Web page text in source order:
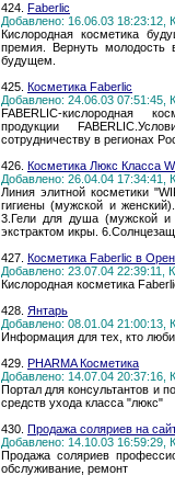
424. Faberlic
Добавлено: 16.06.03 18:23:12,
Кислородная косметика
премия. Вернуть молодость
будущем.
425. Косметика Faberlic
Добавлено: 24.06.03 07:51:45,
FABERLIC-кислородная
продукции
сотрудничеству в регионах
426. Косметика Люкс Класса
Добавлено: 26.04.04 17:34:41,
Линия элитной косметики
гигиены (мужской и
3.Гели для душа (мужской и
экстрактом икры.
427. Косметика Faberlic в
Добавлено: 23.07.04 22:39:11,
Кислородная косметика
428. Янтарь
Добавлено: 08.01.04 21:00:13,
Информация для тех, кто
429. PHARMA Косметика
Добавлено: 14.07.04 20:37:16,
Портал для консультантов и
средств ухода класса "люкс"
430. Продажа соляриев на
Добавлено: 14.10.03 16:59:29,
Продажа соляриев
обслуживание, ремонт